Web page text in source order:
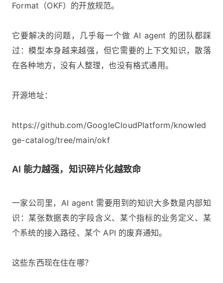
Format（OKF）的开放规范。
它要解决的问题，几乎每一个做 AI agent 的团队都踩
过：模型本身越来越强，但它需要的上下文知识，散落
在各种地方，没有人整理，也没有格式通用。
开源地址：
https://github.com/GoogleCloudPlatform/knowled
ge-catalog/tree/main/okf
AI 能力越强，知识碎片化越致命
一家公司里，AI agent 需要用到的知识大多数是内部知
识：某张数据表的字段含义、某个指标的业务定义、某
个系统的接入路径、某个 API 的废弃通知。
这些东西现在住在哪？